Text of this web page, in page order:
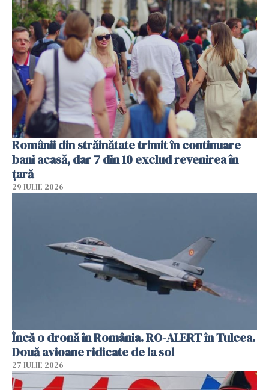
Românii din străinătate trimit în continuare
bani acasă, dar 7 din 10 exclud revenirea în
țară
29 IULIE 2026
Încă o dronă în România. RO-ALERT în Tulcea.
Două avioane ridicate de la sol
27 IULIE 2026